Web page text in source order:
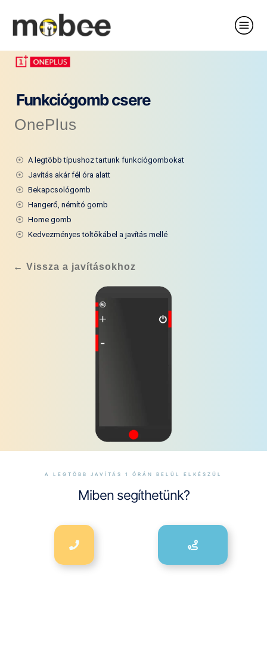
Funkciógomb csere
OnePlus
A legtöbb típushoz tartunk funkciógombokat
Javítás akár fél óra alatt
Bekapcsológomb
Hangerő, némító gomb
Home gomb
Kedvezményes töltőkábel a javítás mellé​
← Vissza a javításokhoz
A LEGTÖBB JAVÍTÁS 1 ÓRÁN BELÜL ELKÉSZÜL
Miben segíthetünk?